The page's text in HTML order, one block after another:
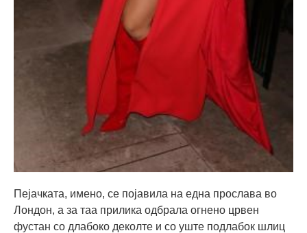
Пејачката, имено, се појавила на една прослава во
Лондон, а за таа прилика одбрала огнено црвен
фустан со длабоко деколте и со уште подлабок шлиц